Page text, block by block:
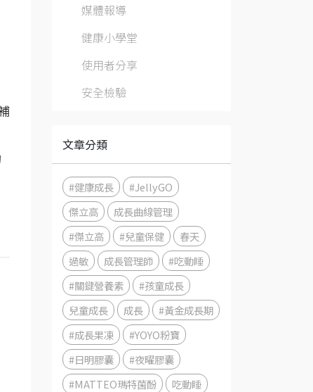
媒體報導
健康小學堂
使用者分享
安全檢驗
文章分類
#健康成長
#JellyGO
傑立高
成長曲線管理
#傑立高
#兒童保健
春天
過敏
成長管理師
#吃動睡
#關鍵營養素
#孩童成長
兒童成長
成長
#黃金成長期
#成長果凍
#YOYO粉寶
#日明膠囊
#夜曜膠囊
#MATTEO瑪特菌酚
吃動睡